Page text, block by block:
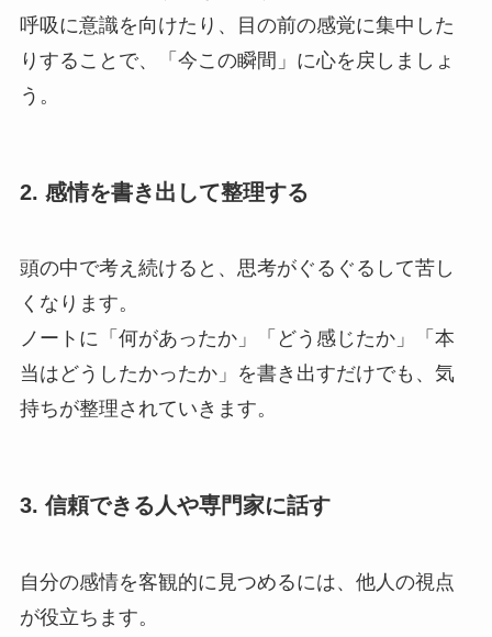
呼吸に意識を向けたり、目の前の感覚に集中した
りすることで、「今この瞬間」に心を戻しましょ
う。
2. 感情を書き出して整理する
頭の中で考え続けると、思考がぐるぐるして苦し
くなります。
ノートに「何があったか」「どう感じたか」「本
当はどうしたかったか」を書き出すだけでも、気
持ちが整理されていきます。
3. 信頼できる人や専門家に話す
自分の感情を客観的に見つめるには、他人の視点
が役立ちます。